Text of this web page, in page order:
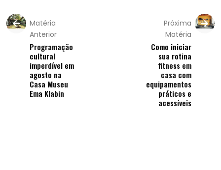
Matéria
Anterior
Programação
cultural
imperdível em
agosto na
Casa Museu
Ema Klabin
Próxima
Matéria
Como iniciar
sua rotina
fitness em
casa com
equipamentos
práticos e
acessíveis